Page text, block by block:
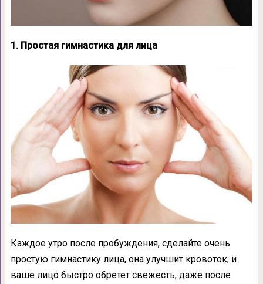
1. Простая гимнастика для лица
Каждое утро после пробуждения, сделайте очень
простую гимнастику лица, она улучшит кровоток, и
ваше лицо быстро обретет свежесть, даже после